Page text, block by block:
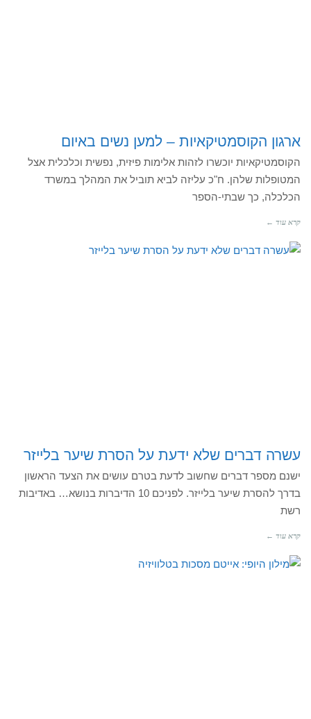
ארגון הקוסמטיקאיות – למען נשים באיום
הקוסמטיקאיות יוכשרו לזהות אלימות פיזית, נפשית וכלכלית אצל
המטופלות שלהן. ח"כ עליזה לביא תוביל את המהלך במשרד
הכלכלה, כך שבתי-הספר
קרא עוד ←
עשרה דברים שלא ידעת על הסרת שיער בלייזר
ישנם מספר דברים שחשוב לדעת בטרם עושים את הצעד הראשון
בדרך להסרת שיער בלייזר. לפניכם 10 הדיברות בנושא… באדיבות
רשת
קרא עוד ←